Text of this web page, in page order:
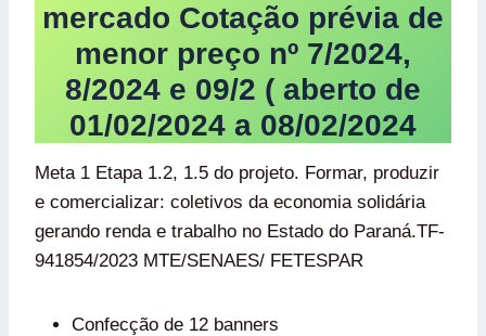
mercado Cotação prévia de
menor preço nº 7/2024,
8/2024 e 09/2 ( aberto de
01/02/2024 a 08/02/2024
Meta 1 Etapa 1.2, 1.5 do projeto. Formar, produzir
e comercializar: coletivos da economia solidária
gerando renda e trabalho no Estado do Paraná.TF-
941854/2023 MTE/SENAES/ FETESPAR
Confecção de 12 banners